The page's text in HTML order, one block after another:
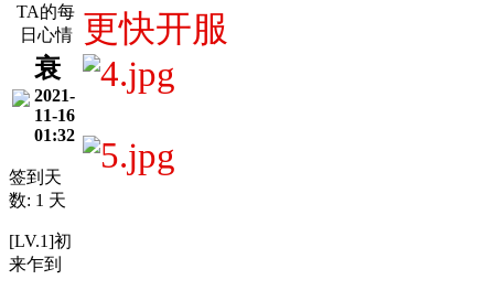
TA的每
日心情
衰
2021-
11-16
01:32
签到天
数: 1 天
[LV.1]初
来乍到
更快开服